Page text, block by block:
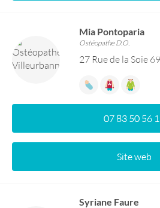
Mia Pontoparia
Ostéopathe D.O.
27 Rue de la Soie
07 83 50 56
Site web
Syriane Faure